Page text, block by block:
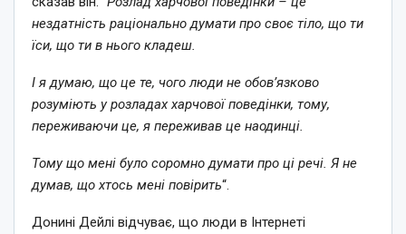
нездатність раціонально думати про своє тіло, що ти
їси, що ти в нього кладеш.
І я думаю, що це те, чого люди не обов’язково
розуміють у розладах харчової поведінки, тому,
переживаючи це, я переживав це наодинці.
Тому що мені було соромно думати про ці речі. Я не
думав, що хтось мені повірить“.
Донині Дейлі відчуває, що люди в Інтернеті